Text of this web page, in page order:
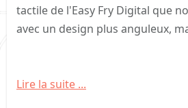
tactile de l'Easy Fry Digital que
avec un design plus anguleux,
Lire la suite ...